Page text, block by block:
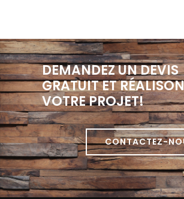
DEMANDEZ UN DEVIS
GRATUIT ET
VOTRE PROJET!
CONTACTEZ-